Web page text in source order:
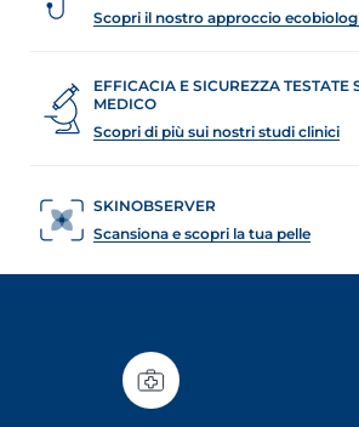
Scopri il nostro approccio
EFFICACIA E SICUREZZA TESTATE
MEDICO
Scopri di più sui nostri studi clinici
SKINOBSERVER
Scansiona e scopri la tua pelle